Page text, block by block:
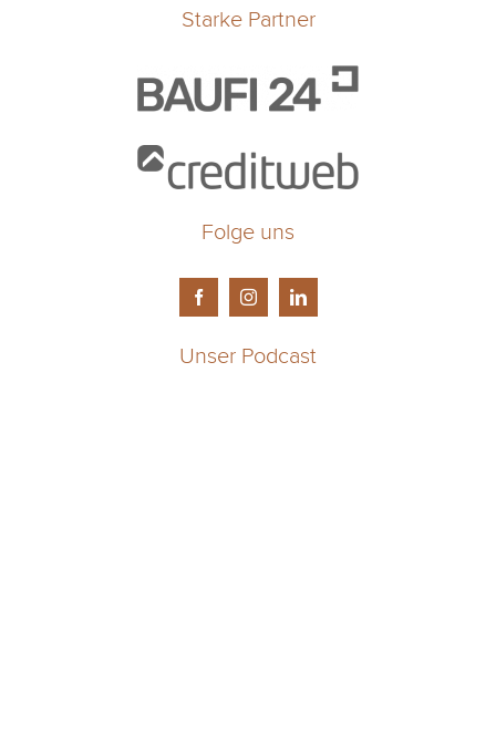
Starke Partner
Folge uns
Unser Podcast